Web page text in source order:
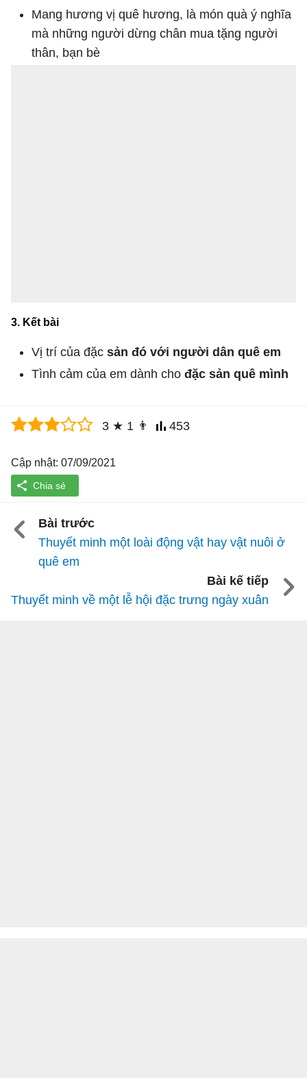
Mang hương vị quê hương, là món quà ý nghĩa
mà những người dừng chân mua tặng người
thân, bạn bè
3. Kết bài
Vị trí của đặc sản đó với người dân quê em
Tình cảm của em dành cho đặc sản quê mình
3 ★ 1 👨 453
Cập nhật: 07/09/2021
Bài trước
Thuyết minh một loài động vật hay vật nuôi ở
quê em
Bài kế tiếp
Thuyết minh về một lễ hội đặc trưng ngày xuân